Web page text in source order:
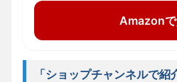
Amazonで
「ショップチャンネルで